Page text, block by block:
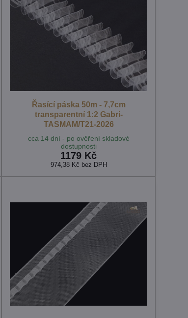
Řasící páska 50m - 7,7cm
transparentní 1:2 Gabri-
TASMAM/T21-2026
cca 14 dní - po ověření skladové
dostupnosti
1179 Kč
974,38 Kč bez DPH